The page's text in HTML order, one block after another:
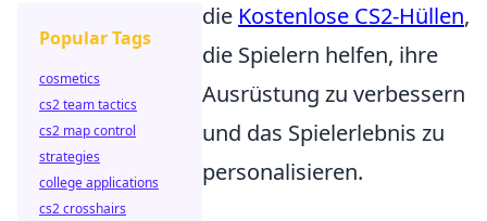
die Kostenlose CS2-Hüllen,
die Spielern helfen, ihre
Ausrüstung zu verbessern
und das Spielerlebnis zu
personalisieren.
Popular Tags
cosmetics
cs2 team tactics
cs2 map control
strategies
college applications
cs2 crosshairs